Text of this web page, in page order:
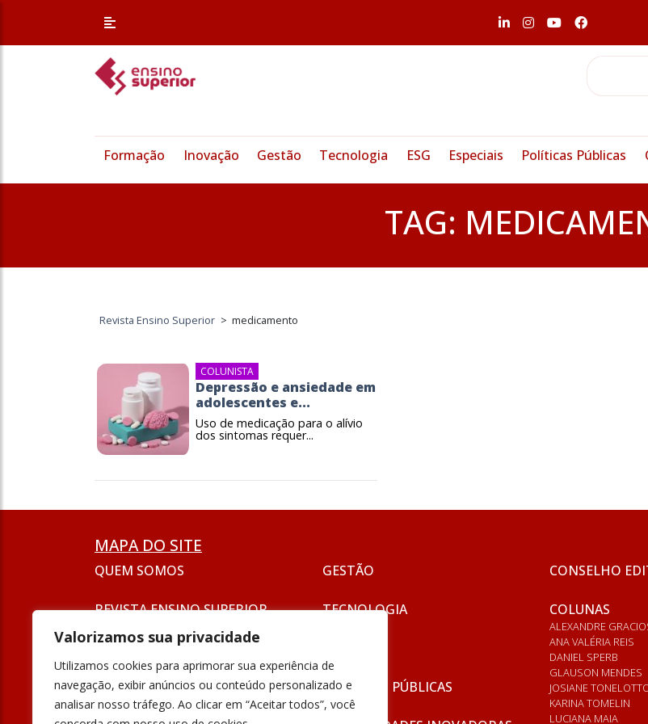
Valorizamos sua privacidade
Utilizamos cookies para aprimorar sua experiência de
navegação, exibir anúncios ou conteúdo personalizado e
analisar nosso tráfego. Ao clicar em “Aceitar todos”, você
Formação Inovação Gestão Tecnologia ESG Especiais Políticas Públicas
TAG:
Revista Ensino Superior > medicamento
COLUNISTA
Depressão e ansiedade em
adolescentes e...
Uso de medicação para o alívio
dos sintomas requer...
MAPA DO SITE
QUEM SOMOS
REVISTA ENSINO SUPERIOR
SEJA UM ANUNCIANTE
FORMAÇÃO
INOVAÇÃO
GESTÃO
TECNOLOGIA
POLÍTICAS PÚBLICAS
CONSELHO
COLUNAS
ALEXANDRE
ANA VALÉRIA REIS
DANIEL SPERB
GLAUSON MENDES
JOSIANE
KARINA TOMELIN
LUCIANA MAIA